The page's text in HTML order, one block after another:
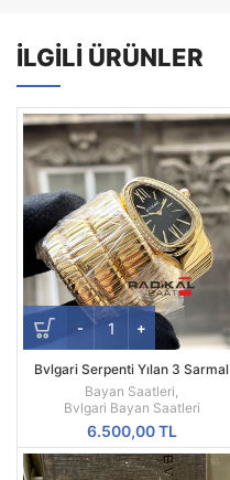
İLGILI ÜRÜNLER
Bvlgari Serpenti Yılan 3 Sarmal
Gold Siyah Kadran Replika Bayan
Saati
Bayan Saatleri,
Bvlgari Bayan Saatleri
6.500,00TL